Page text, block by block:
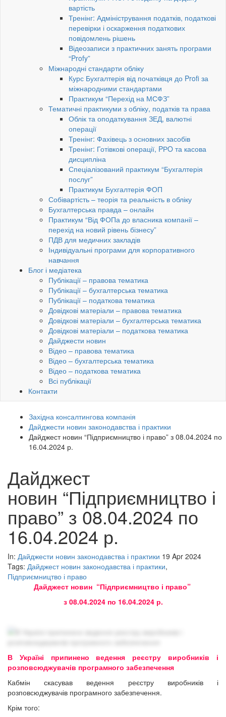
вартість
Тренінг: Адміністрування податків, податкові
перевірки і оскарження податкових
повідомлень рішень
Відеозаписи з практичних занять програми
“Profy”
Міжнародні стандарти обліку
Курс Бухгалтерія від початківця до Profi за
міжнародними стандартами
Практикум “Перехід на МСФЗ”
Тематичні практикуми з обліку, податків та права
Облік та оподаткування ЗЕД, валютні
операції
Тренінг: Фахівець з основних засобів
Тренінг: Готівкові операції, PРO та касова
дисципліна
Спеціалізований практикум “Бухгалтерія
послуг”
Практикум Бухгалтерія ФОП
Собівартість – теорія та реальність в обліку
Бухгалтерська правда – онлайн
Практикум “Від ФОПа до власника компанії –
перехід на новий рівень бізнесу”
ПДВ для медичних закладів
Індивідуальні програми для корпоративного
навчання
Блог і медіатека
Публікації – правова тематика
Публікації – бухгалтерська тематика
Публікації – податкова тематика
Довідкові матеріали – правова тематика
Довідкові матеріали – бухгалтерська тематика
Довідкові матеріали – податкова тематика
Дайджести новин
Відео – правова тематика
Відео – бухгалтерська тематика
Відео – податкова тематика
Всі публікації
Контакти
Західна консалтингова компанія
Дайджести новин законодавства і практики
Дайджест новин “Підприємництво і право” з 08.04.2024 по
16.04.2024 р.
Дайджест
новин “Підприємництво і
право” з 08.04.2024 по
16.04.2024 р.
In: Дайджести новин законодавства і практики 19 Apr 2024
Tags: Дайджест новин законодавства і практики,
Підприємництво і право
Дайджест новин “Підприємництво і право”
з 08.04.2024 по 16.04.2024 р.
В Україні припинено ведення реєстру виробників і
розповсюджувачів програмного забезпечення
Кабмін скасував ведення реєстру виробників і
розповсюджувачів програмного забезпечення.
Крім того: